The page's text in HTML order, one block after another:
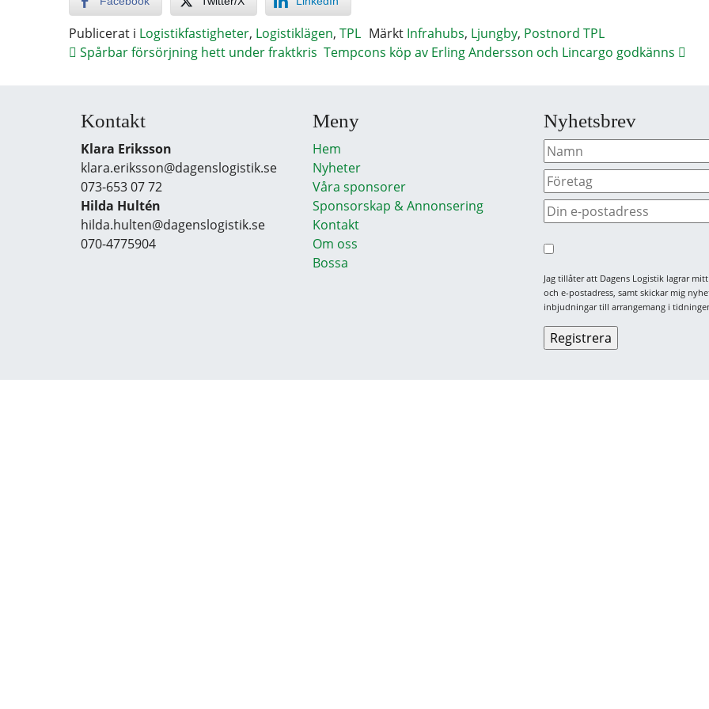
Publicerat i Logistikfastigheter, Logistiklägen, TPL Märkt Infrahubs, Ljungby, Postnord TPL
Spårbar försörjning hett under fraktkris Tempcons köp av Erling Andersson och Lincargo godkänns
Kontakt
Klara Eriksson
klara.eriksson@dagenslogistik.se
073-653 07 72
Hilda Hultén
hilda.hulten@dagenslogistik.se
070-4775904
Meny
Hem
Nyheter
Våra sponsorer
Sponsorskap & Annonsering
Kontakt
Om oss
Bossa
Nyhetsbrev
Jag tillåter att Dagens Logistik lagrar
och e-postadress, samt skickar mig
inbjudningar till arrangemang i